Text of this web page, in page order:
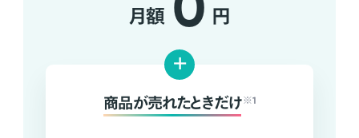
月額 円
+
商品が売れたときだけ ※1